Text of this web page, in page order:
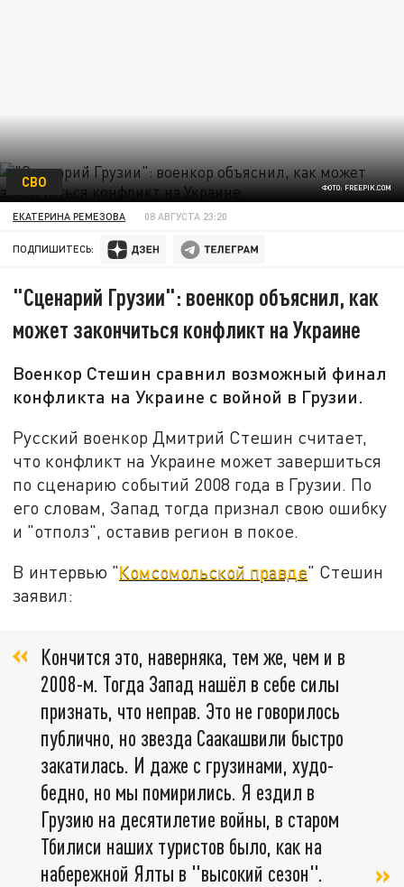
ФОТО: FREEPIK.COM
СВО
ЕКАТЕРИНА РЕМЕЗОВА 08 АВГУСТА 23:20
ПОДПИШИТЕСЬ:
"Сценарий Грузии": военкор объяснил, как
может закончиться конфликт на Украине
Военкор Стешин сравнил возможный финал
конфликта на Украине с войной в Грузии.
Русский военкор Дмитрий Стешин считает,
что конфликт на Украине может завершиться
по сценарию событий 2008 года в Грузии. По
его словам, Запад тогда признал свою ошибку
и "отполз", оставив регион в покое.
В интервью "Комсомольской правде" Стешин
заявил:
Кончится это, наверняка, тем же, чем и в
2008-м. Тогда Запад нашёл в себе силы
признать, что неправ. Это не говорилось
публично, но звезда Саакашвили быстро
закатилась. И даже с грузинами, худо-
бедно, но мы помирились. Я ездил в
Грузию на десятилетие войны, в старом
Тбилиси наших туристов было, как на
набережной Ялты в "высокий сезон".